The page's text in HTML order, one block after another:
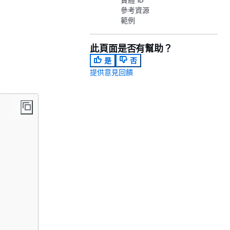
參考資源
範例
此頁面是否有幫助？
是
否
提供意見回饋